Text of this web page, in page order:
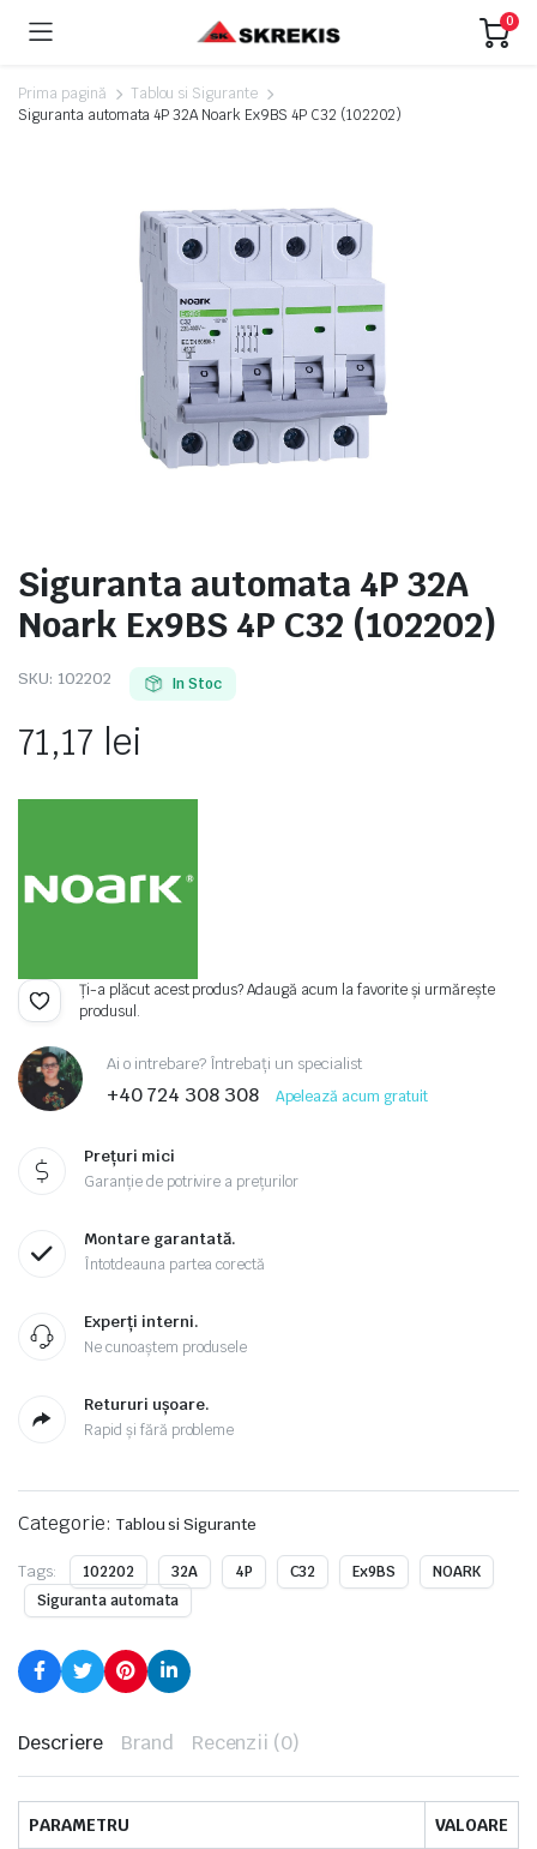
0
Prima pagină
Tablou si Sigurante
Siguranta automata 4P 32A Noark Ex9BS 4P C32 (102202)
Siguranta automata 4P 32A
Noark Ex9BS 4P C32 (102202)
SKU: 102202 In Stoc
71,17 lei
Ți-a plăcut acest produs? Adaugă acum la favorite și urmărește
produsul.
Ai o intrebare? Întrebați un specialist
+40 724 308 308 Apelează acum gratuit
Prețuri mici
Garanție de potrivire a prețurilor
Montare garantată.
Întotdeauna partea corectă
Experți interni.
Ne cunoaștem produsele
Retururi ușoare.
Rapid și fără probleme
Categorie: Tablou si Sigurante
Tags: 102202 32A 4P C32 Ex9BS
NOARK
Siguranta automata
Descriere Brand Recenzii (0)
PARAMETRU
VALOARE